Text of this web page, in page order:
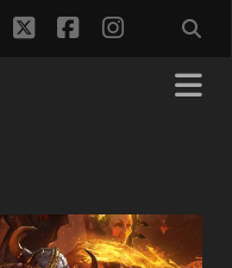
twitterfacebook